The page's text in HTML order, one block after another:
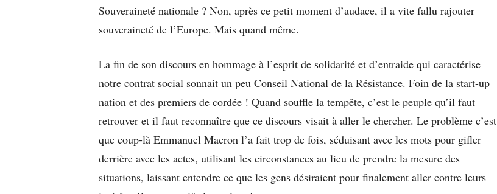
Souveraineté nationale ? Non, après ce petit moment d’audace, il a vite fallu rajouter
souveraineté de l’Europe. Mais quand même.
La fin de son discours en hommage à l’esprit de solidarité et d’entraide qui caractérise
notre contrat social sonnait un peu Conseil National de la Résistance. Foin de la start-up
nation et des premiers de cordée ! Quand souffle la tempête, c’est le peuple qu’il faut
retrouver et il faut reconnaître que ce discours visait à aller le chercher. Le problème c’est
que coup-là Emmanuel Macron l’a fait trop de fois, séduisant avec les mots pour gifler
derrière avec les actes, utilisant les circonstances au lieu de prendre la mesure des
situations, laissant entendre ce que les gens désiraient pour finalement aller contre leurs